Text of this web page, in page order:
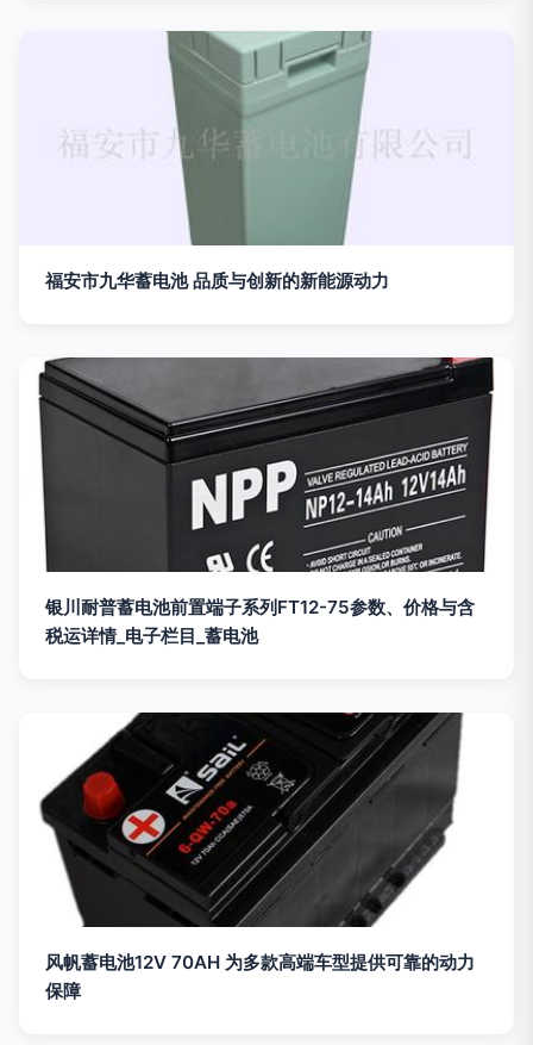
福安市九华蓄电池 品质与创新的新能源动力
银川耐普蓄电池前置端子系列FT12-75参数、价格与含
税运详情_电子栏目_蓄电池
风帆蓄电池12V 70AH 为多款高端车型提供可靠的动力
保障